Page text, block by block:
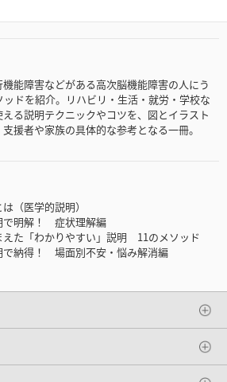
能障害などがある高次脳機能障害の人にう
ドを紹介。リハビリ・生活・就労・学校な
る説明テクニックやコツを、図とイラスト
援者や家族の具体的な参考となる一冊。
医学的説明）
明解！ 症状理解編
た「わかりやすい」説明 11のメソッド
納得！ 場面別不安・悩み解消編